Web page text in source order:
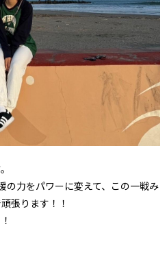
の力をパワーに変えて、この一戦み
張ります！！